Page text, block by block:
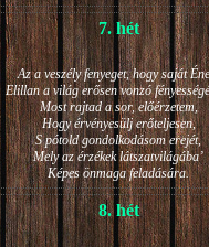
7. hét
Az a veszély fenyeget, hogy saját
Elillan a világ erősen vonzó
Most rajtad a sor, előérzetem,
Hogy érvényesülj erőteljesen,
S pótold gondolkodásom erejét,
Mely az érzékek látszatvilágába’
Képes önmaga feladására.
8. hét